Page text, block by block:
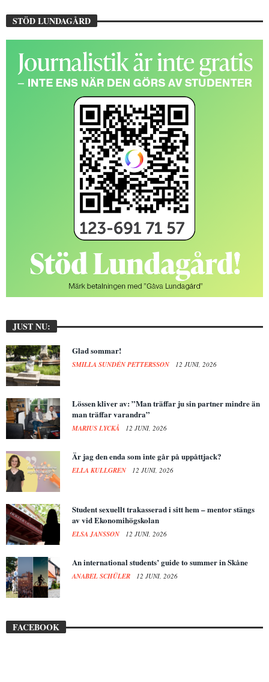
STÖD LUNDAGÅRD
JUST NU:
Glad sommar!
SMILLA SUNDÉN PETTERSSON 12 JUNI, 2026
Lössen kliver av: ”Man träffar ju sin partner mindre än
man träffar varandra”
MARIUS LYCKÅ 12 JUNI, 2026
Är jag den enda som inte går på uppåttjack?
ELLA KULLGREN 12 JUNI, 2026
Student sexuellt trakasserad i sitt hem – mentor stängs
av vid Ekonomihögskolan
ELSA JANSSON 12 JUNI, 2026
An international students’ guide to summer in Skåne
ANABEL SCHÜLER 12 JUNI, 2026
FACEBOOK